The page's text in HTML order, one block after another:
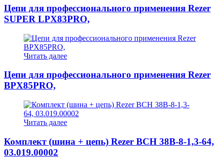
Цепи для профессионального применения Rezer
SUPER LPX83PRO,
Читать далее
Цепи для профессионального применения Rezer
BPX85PRO,
Читать далее
Комплект (шина + цепь) Rezer BCH 38B-8-1,3-64,
03.019.00002